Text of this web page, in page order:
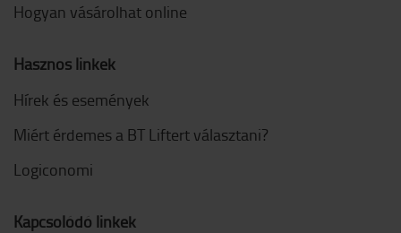
Hogyan vásárolhat online
Hasznos linkek
Hírek és események
Miért érdemes a BT Liftert választani?
Logiconomi
Kapcsolódó linkek